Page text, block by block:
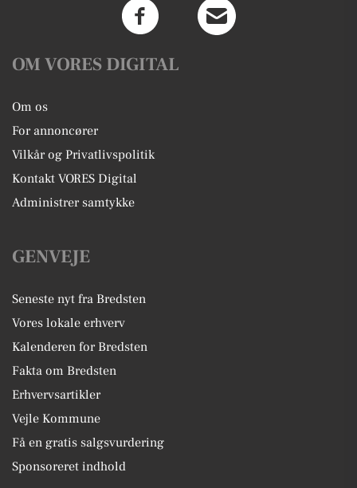
OM VORES DIGITAL
Om os
For annoncører
Vilkår og Privatlivspolitik
Kontakt VORES Digital
Administrer samtykke
GENVEJE
Seneste nyt fra Bredsten
Vores lokale erhverv
Kalenderen for Bredsten
Fakta om Bredsten
Erhvervsartikler
Vejle Kommune
Få en gratis salgsvurdering
Sponsoreret indhold